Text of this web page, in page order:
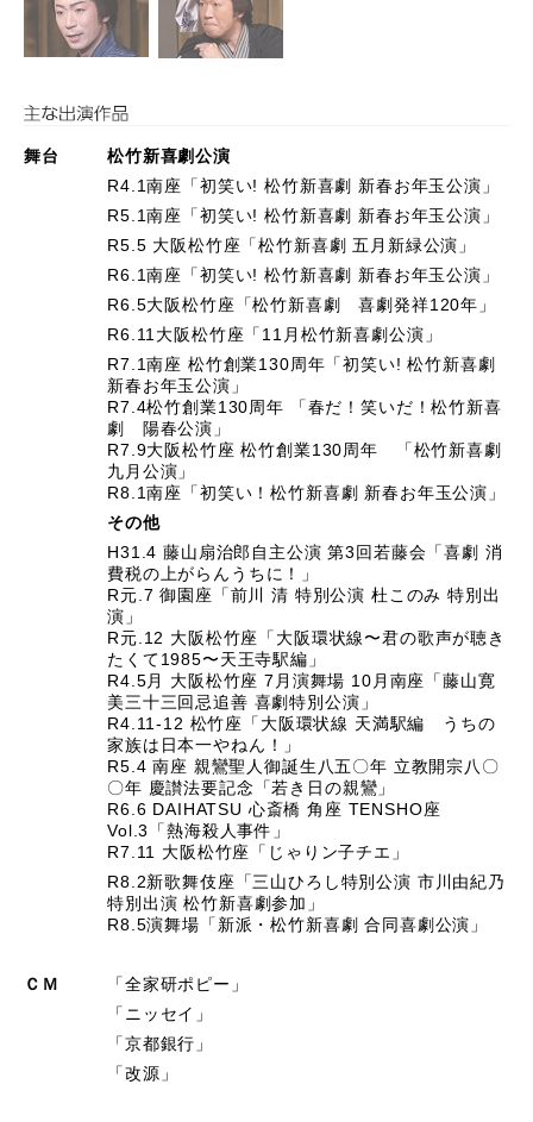
舞台
松竹新喜劇公演
R4.1南座「初笑い! 松竹新喜劇 新春お年玉公演」
R5.1南座「初笑い! 松竹新喜劇 新春お年玉公演」
R5.5 大阪松竹座「松竹新喜劇 五月新緑公演」
R6.1南座「初笑い! 松竹新喜劇 新春お年玉公演」
R6.5大阪松竹座「松竹新喜劇 喜劇発祥120年」
R6.11大阪松竹座「11月松竹新喜劇公演」
R7.1南座 松竹創業130周年「初笑い! 松竹新喜劇
新春お年玉公演」
R7.4松竹創業130周年 「春だ！笑いだ！松竹新喜
劇 陽春公演」
R7.9大阪松竹座 松竹創業130周年 「松竹新喜劇
九月公演」
R8.1南座「初笑い！松竹新喜劇 新春お年玉公演」
その他
H31.4 藤山扇治郎自主公演 第3回若藤会「喜劇 消
費税の上がらんうちに！」
R元.7 御園座「前川 清 特別公演 杜このみ 特別出
演」
R元.12 大阪松竹座「大阪環状線〜君の歌声が聴き
たくて1985〜天王寺駅編」
R4.5月 大阪松竹座 7月演舞場 10月南座「藤山寛
美三十三回忌追善 喜劇特別公演」
R4.11-12 松竹座「大阪環状線 天満駅編 うちの
家族は日本一やねん！」
R5.4 南座 親鸞聖人御誕生八五〇年 立教開宗八〇
〇年 慶讃法要記念「若き日の親鸞」
R6.6 DAIHATSU 心斎橋 角座 TENSHO座
Vol.3「熱海殺人事件」
R7.11 大阪松竹座「じゃりン子チエ」
R8.2新歌舞伎座「三山ひろし特別公演 市川由紀乃
特別出演 松竹新喜劇参加」
R8.5演舞場「新派・松竹新喜劇 合同喜劇公演」
ＣＭ
「全家研ポピー」
「ニッセイ」
「京都銀行」
「改源」